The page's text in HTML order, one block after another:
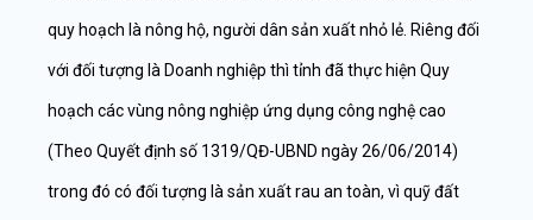
quy hoạch là nông hộ, người dân sản xuất nhỏ lẻ. Riêng đối
với đối tượng là Doanh nghiệp thì tỉnh đã thực hiện Quy
hoạch các vùng nông nghiệp ứng dụng công nghệ cao
(Theo Quyết định số 1319/QĐ-UBND ngày 26/06/2014)
trong đó có đối tượng là sản xuất rau an toàn, vì quỹ đất